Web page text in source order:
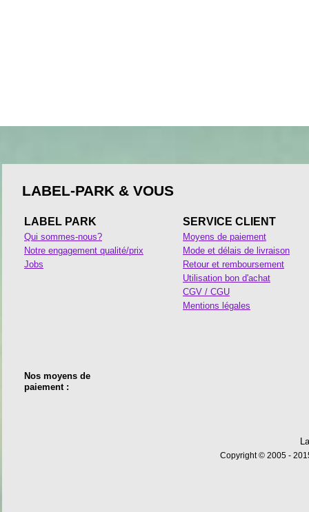
LABEL-PARK & VOUS
LABEL PARK
Qui sommes-nous?
Notre engagement qualité/prix
Jobs
SERVICE CLIENT
Moyens de paiement
Mode et délais de livraison
Retour et remboursement
Utilisation bon d'achat
CGV / CGU
Mentions légales
Nos moyens de
paiement :
Copyright © 2005 -